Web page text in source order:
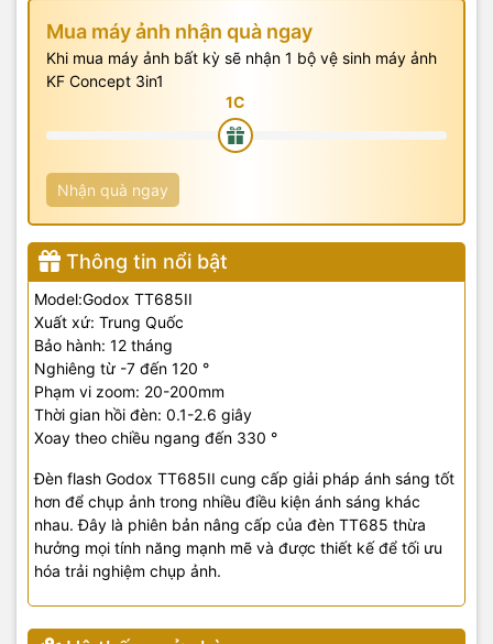
Mua máy ảnh nhận quà ngay
Khi mua máy ảnh bất kỳ sẽ nhận 1 bộ vệ sinh máy ảnh
KF Concept 3in1
Nhận quà ngay
Thông tin nổi bật
Model:Godox TT685II
Xuất xứ: Trung Quốc
Bảo hành: 12 tháng
Nghiêng từ -7 đến 120 °
Phạm vi zoom: 20-200mm
Thời gian hồi đèn: 0.1-2.6 giây
Xoay theo chiều ngang đến 330 °
Đèn flash Godox TT685II cung cấp giải pháp ánh sáng tốt
hơn để chụp ảnh trong nhiều điều kiện ánh sáng khác
nhau. Đây là phiên bản nâng cấp của đèn TT685 thừa
hưởng mọi tính năng mạnh mẽ và được thiết kế để tối ưu
hóa trải nghiệm chụp ảnh.